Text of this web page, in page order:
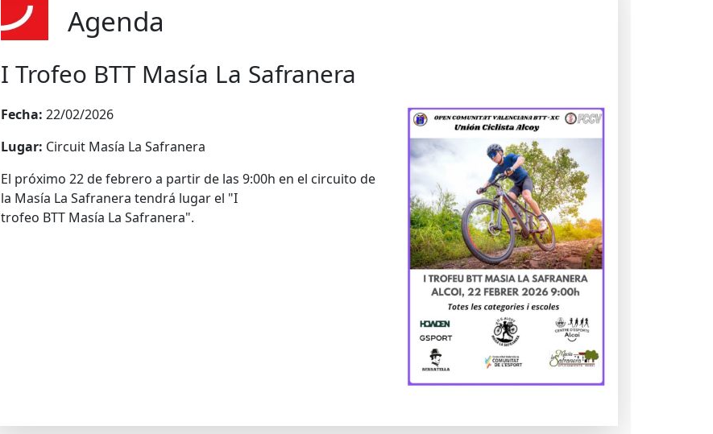
Agenda
I Trofeo BTT Masía La Safranera
Fecha: 22/02/2026
Lugar: Circuit Masía La Safranera
El próximo 22 de febrero a partir de las 9:00h en el circuito de
la Masía La Safranera tendrá lugar el "I
trofeo BTT Masía La Safranera".